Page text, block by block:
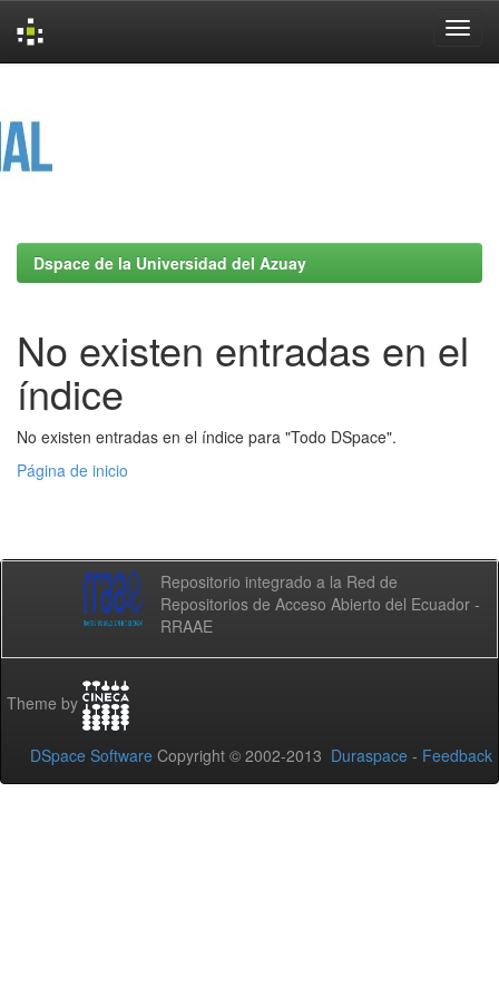
Dspace de la Universidad del Azuay
No existen entradas en el
índice
No existen entradas en el índice para "Todo DSpace".
Página de inicio
Repositorio integrado a la Red de
Repositorios de Acceso Abierto del Ecuador -
RRAAE
Theme by
DSpace Software Copyright © 2002-2013 Duraspace - Feedback